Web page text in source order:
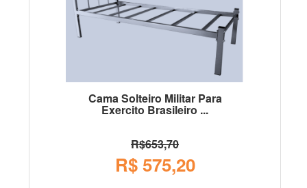
Cama Solteiro Militar Para
Exercito Brasileiro ...
R$653,70
R$ 575,20